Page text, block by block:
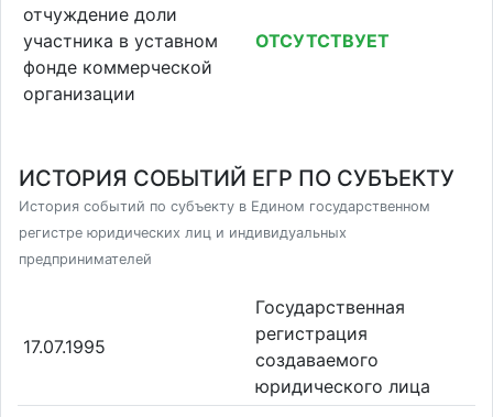
отчуждение доли
участника в уставном
фонде коммерческой
организации
ОТСУТСТВУЕТ
ИСТОРИЯ СОБЫТИЙ ЕГР ПО СУБЪЕКТУ
История событий по субъекту в Едином государственном
регистре юридических лиц и индивидуальных
предпринимателей
17.07.1995
Государственная
регистрация
создаваемого
юридического лица